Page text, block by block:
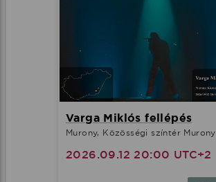
Varga Miklós fellépés
Murony, Közösségi színtér Murony
2026.09.12 20:00 UTC+2